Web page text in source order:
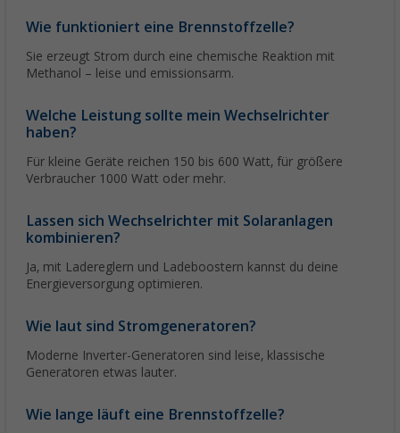
Wie funktioniert eine Brennstoffzelle?
Sie erzeugt Strom durch eine chemische Reaktion mit
Methanol – leise und emissionsarm.
Welche Leistung sollte mein Wechselrichter
haben?
Für kleine Geräte reichen 150 bis 600 Watt, für größere
Verbraucher 1000 Watt oder mehr.
Lassen sich Wechselrichter mit Solaranlagen
kombinieren?
Ja, mit Ladereglern und Ladeboostern kannst du deine
Energieversorgung optimieren.
Wie laut sind Stromgeneratoren?
Moderne Inverter-Generatoren sind leise, klassische
Generatoren etwas lauter.
Wie lange läuft eine Brennstoffzelle?